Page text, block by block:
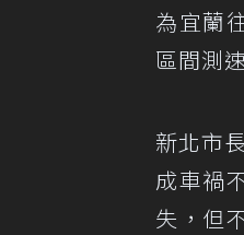
為宜蘭
區間測
新北市
成車禍
失，但